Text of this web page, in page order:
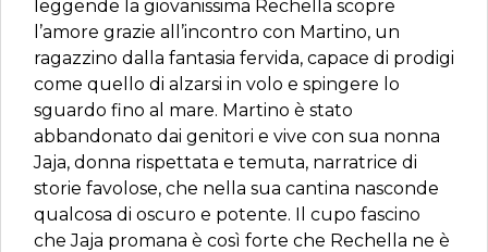
leggende la giovanissima Rechella scopre
l’amore grazie all’incontro con Martino, un
ragazzino dalla fantasia fervida, capace di prodigi
come quello di alzarsi in volo e spingere lo
sguardo fino al mare. Martino è stato
abbandonato dai genitori e vive con sua nonna
Jaja, donna rispettata e temuta, narratrice di
storie favolose, che nella sua cantina nasconde
qualcosa di oscuro e potente. Il cupo fascino
che Jaja promana è così forte che Rechella ne è